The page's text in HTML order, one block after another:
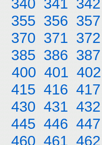
340 341 342
355 356 357
370 371 372
385 386 387
400 401 402
415 416 417
430 431 432
445 446 447
460 461 462